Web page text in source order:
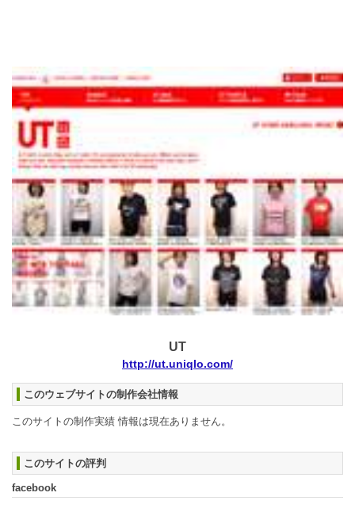
UT
http://ut.uniqlo.com/
このウェブサイトの制作会社情報
このサイトの制作実績 情報は現在ありません。
このサイトの評判
facebook